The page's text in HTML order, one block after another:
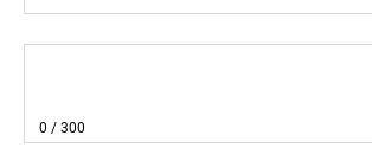
0 / 300